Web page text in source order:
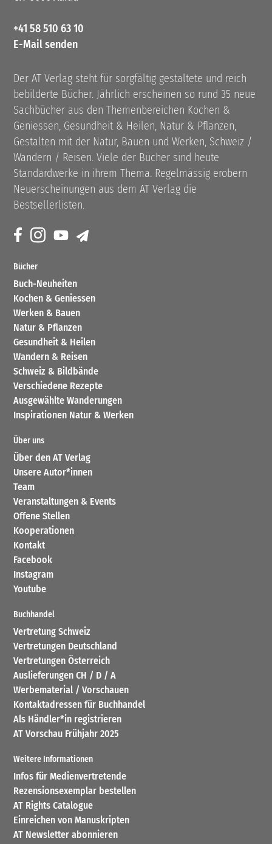
+41 58 510 63 10
E-Mail senden
Der AT Verlag steht für sorgfältig gestaltete und reich
bebilderte Bücher. Jährlich erscheinen so rund 35 neue
Sachbücher aus den Themenbereichen Kochen &
Geniessen, Gesundheit & Heilen, Natur & Pflanzen,
Gestalten mit der Natur, Bauen und Werken, Schweiz /
Wandern / Reisen. Viele der Bücher sind heute
Standardwerke in ihrem Thema. Regelmässig erobern
Neuerscheinungen aus dem AT Verlag die
Bestsellerlisten.
Bücher
Buch-Neuheiten
Kochen & Geniessen
Werken & Bauen
Natur & Pflanzen
Gesundheit & Heilen
Wandern & Reisen
Schweiz & Bildbände
Verschiedene Rezepte
Ausgewählte Wanderungen
Inspirationen Natur & Werken
Über uns
Über den AT Verlag
Unsere Autor*innen
Team
Veranstaltungen & Events
Offene Stellen
Kooperationen
Kontakt
Facebook
Instagram
Youtube
Buchhandel
Vertretung Schweiz
Vertretungen Deutschland
Vertretungen Österreich
Auslieferungen CH / D / A
Werbematerial / Vorschauen
Kontaktadressen für Buchhandel
Als Händler*in registrieren
AT Vorschau Frühjahr 2025
Weitere Informationen
Infos für Medienvertretende
Rezensionsexemplar bestellen
AT Rights Catalogue
Einreichen von Manuskripten
AT Newsletter abonnieren